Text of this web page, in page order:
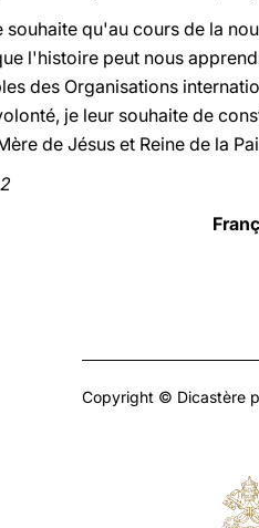
qu'au cours de la
l'histoire peut nous
des Organisations
je leur souhaite de
de Jésus et Reine de la
Copyright © Dicastère